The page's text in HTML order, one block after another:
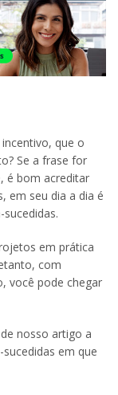
que o
Se a frase for
é bom acreditar
em seu dia a dia é
em prática
com
você pode chegar
nosso artigo a
em que